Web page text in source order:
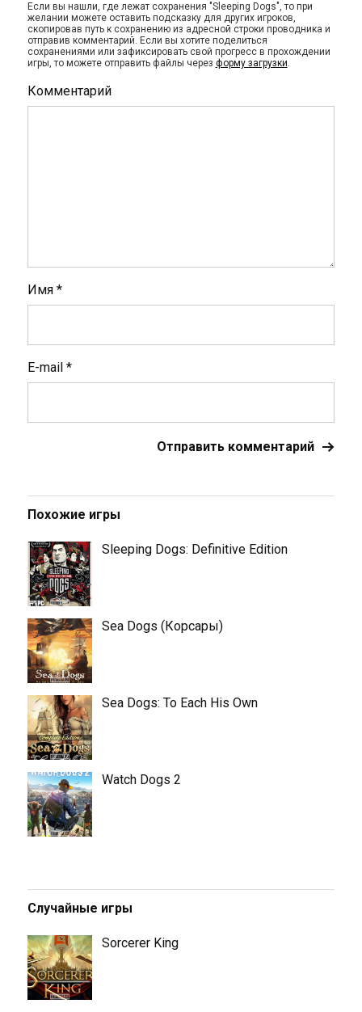
Если вы нашли, где лежат сохранения "Sleeping Dogs", то при
желании можете оставить подсказку для других игроков,
скопировав путь к сохранению из адресной строки проводника и
отправив комментарий. Если вы хотите поделиться
сохранениями или зафиксировать свой прогресс в прохождении
игры, то можете отправить файлы через форму загрузки.
Комментарий
Имя *
E-mail *
Похожие игры
Sleeping Dogs: Definitive Edition
Sea Dogs (Корсары)
Sea Dogs: To Each His Own
Watch Dogs 2
Случайные игры
Sorcerer King